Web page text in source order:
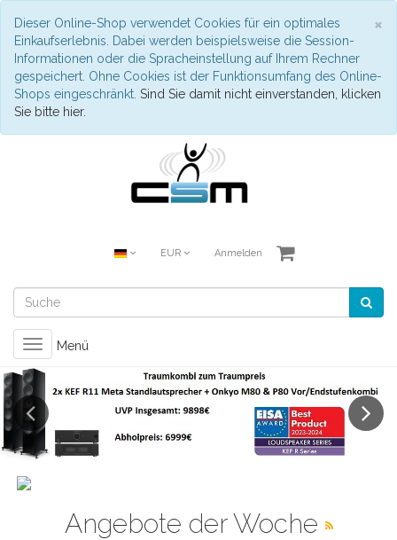
×
Dieser Online-Shop verwendet Cookies für ein optimales
Einkaufserlebnis. Dabei werden beispielsweise die Session-
Informationen oder die Spracheinstellung auf Ihrem Rechner
gespeichert. Ohne Cookies ist der Funktionsumfang des Online-
Shops eingeschränkt. Sind Sie damit nicht einverstanden, klicken
Sie bitte hier.
EUR Anmelden
Toggle
navigation
Menü
Previous
Angebote der Woche